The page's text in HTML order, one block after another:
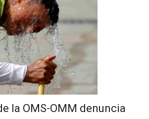
la OMS-OMM denuncia